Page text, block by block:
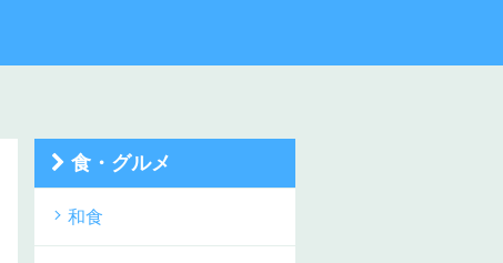
食・グルメ
和食